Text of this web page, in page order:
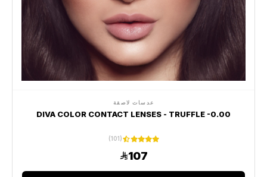
عدسات لاصقة
DIVA COLOR CONTACT LENSES - TRUFFLE -0.00
(101)
107